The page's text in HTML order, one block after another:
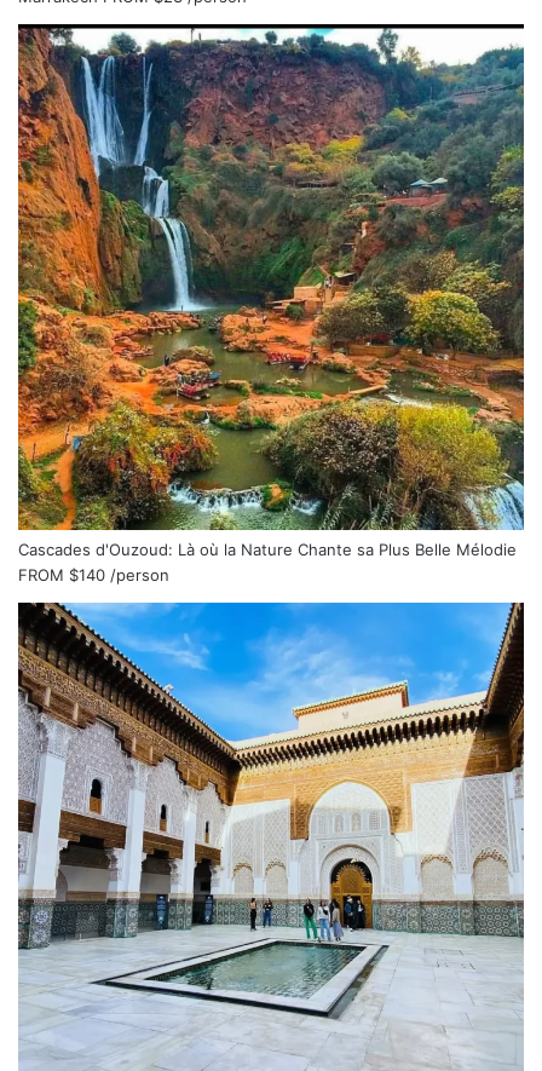
Cascades d'Ouzoud: Là où la Nature Chante sa Plus Belle Mélodie
FROM $140 /person